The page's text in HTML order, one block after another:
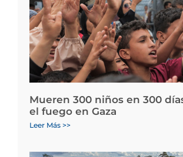
Mueren 300 niños en 300
el fuego en Gaza
Leer Más >>